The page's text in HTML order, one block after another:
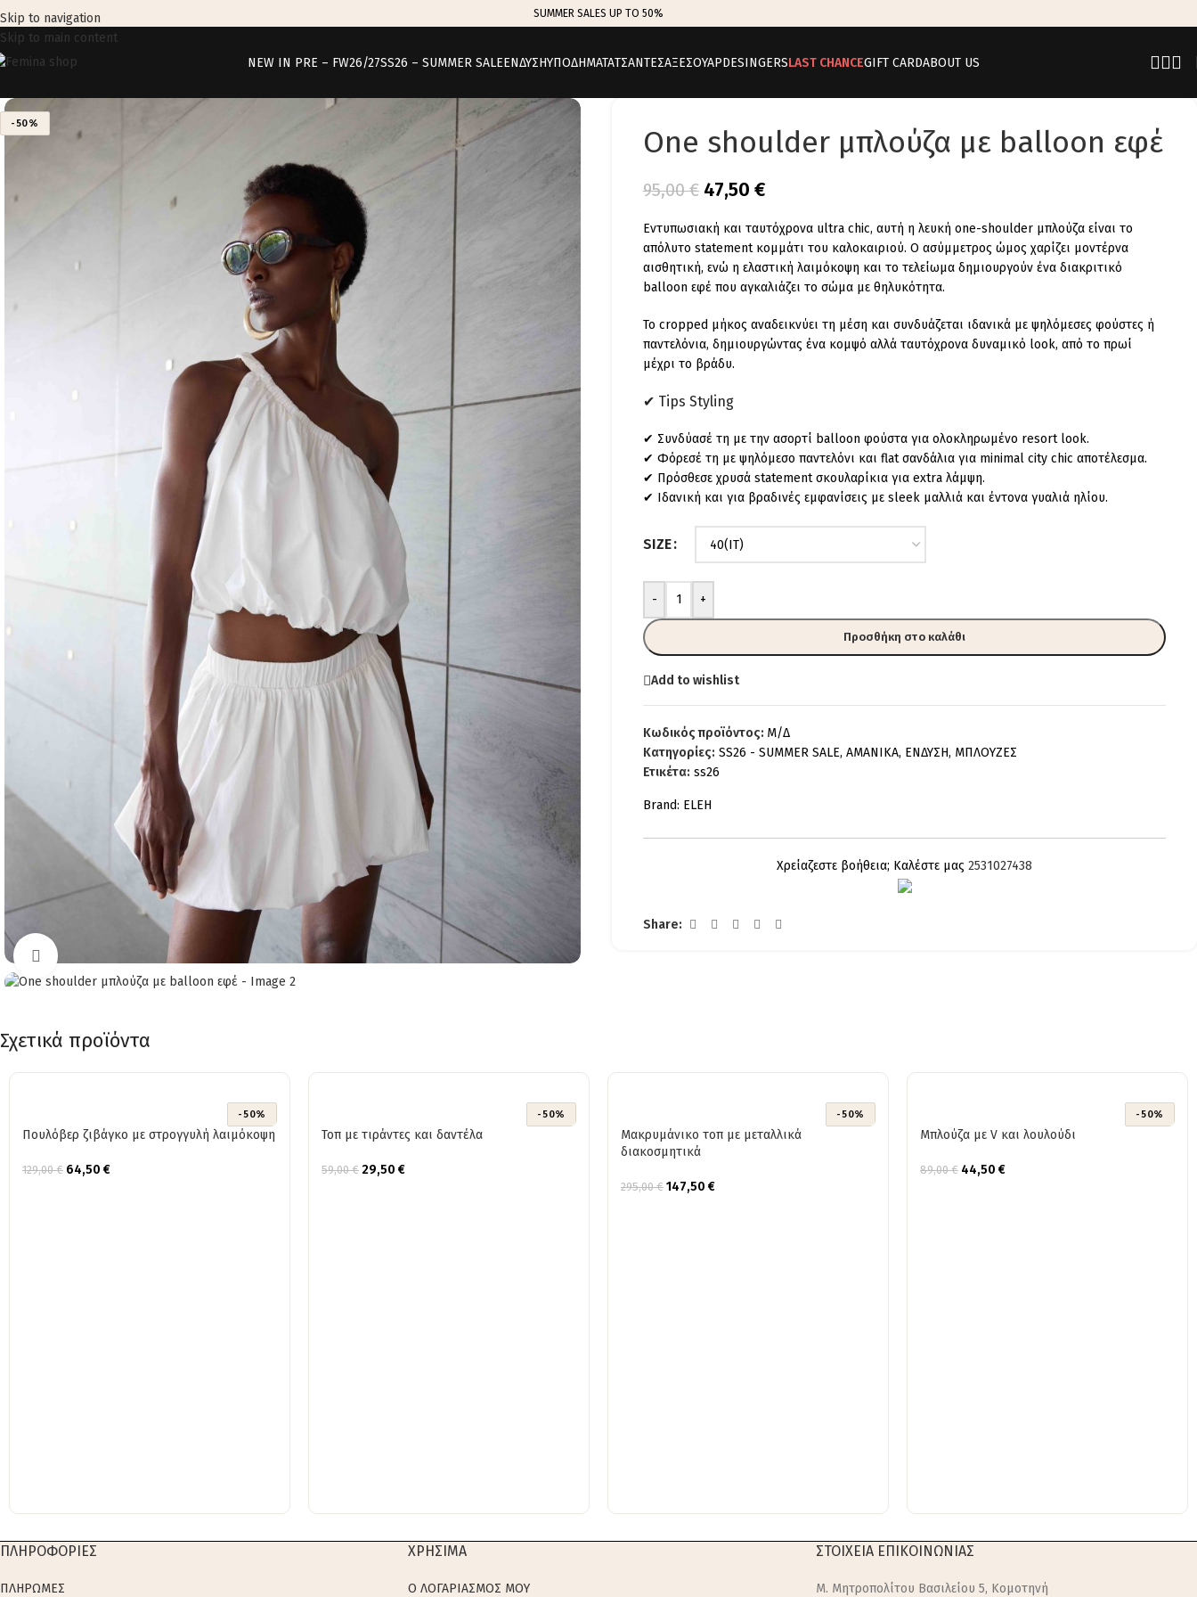
Skip to navigation
Skip to main content
SUMMER SALES UP TO 50%
NEW IN PRE – FW26/27SS26 – SUMMER SALEΕΝΔΥΣΗΥΠΟΔΗΜΑΤΑΤΣΑΝΤΕΣΑΞΕΣΟΥΑΡDESINGERSLAST CHANCEGIFT CARDABOUT US
-50%
One shoulder μπλούζα με balloon εφέ
95,00€ 47,50 €
Εντυπωσιακή και ταυτόχρονα ultra chic, αυτή η λευκή one-shoulder μπλούζα είναι το
απόλυτο statement κομμάτι του καλοκαιριού. Ο ασύμμετρος ώμος χαρίζει μοντέρνα
αισθητική, ενώ η ελαστική λαιμόκοψη και το τελείωμα δημιουργούν ένα διακριτικό
balloon εφέ που αγκαλιάζει το σώμα με θηλυκότητα.
Το cropped μήκος αναδεικνύει τη μέση και συνδυάζεται ιδανικά με ψηλόμεσες φούστες ή
παντελόνια, δημιουργώντας ένα κομψό αλλά ταυτόχρονα δυναμικό look, από το πρωί
μέχρι το βράδυ.
✔ Tips Styling
✔ Συνδύασέ τη με την ασορτί balloon φούστα για ολοκληρωμένο resort look.
✔ Φόρεσέ τη με ψηλόμεσο παντελόνι και flat σανδάλια για minimal city chic αποτέλεσμα.
✔ Πρόσθεσε χρυσά statement σκουλαρίκια για extra λάμψη.
✔ Ιδανική και για βραδινές εμφανίσεις με sleek μαλλιά και έντονα γυαλιά ηλίου.
SIZE
- +
Προσθήκη στο καλάθι
Add to wishlist
Κωδικός προϊόντος: Μ/Δ
Κατηγορίες: SS26 - SUMMER SALE, AMANIKA, ΕΝΔΥΣΗ, ΜΠΛΟΥΖΕΣ
Ετικέτα: ss26
Brand: ELEH
Χρείαζεστε βοήθεια; Καλέστε μας 2531027438
Share:
Σχετικά προϊόντα
-50%
Πουλόβερ ζιβάγκο με στρογγυλή λαιμόκοψη
129,00€ 64,50 €
-50%
Τοπ με τιράντες και δαντέλα
59,00€ 29,50 €
-50%
Μακρυμάνικο τοπ με μεταλλικά
διακοσμητικά
295,00€ 147,50 €
-50%
Μπλούζα με V και λουλούδι
89,00€ 44,50 €
ΠΛΗΡΟΦΟΡΙΕΣ
ΠΛΗΡΩΜΕΣ
ΧΡΗΣΙΜΑ
Ο ΛΟΓΑΡΙΑΣΜΟΣ ΜΟΥ
ΣΤΟΙΧΕΙΑ ΕΠΙΚΟΙΝΩΝΙΑΣ
M. Μητροπολίτου Βασιλείου 5, Κομοτηνή